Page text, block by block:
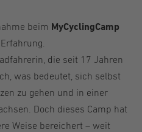
beim MyCyclingCamp
die seit 17 Jahren
was bedeutet, sich selbst
zu gehen und in einer
Doch dieses Camp hat
Weise bereichert – weit